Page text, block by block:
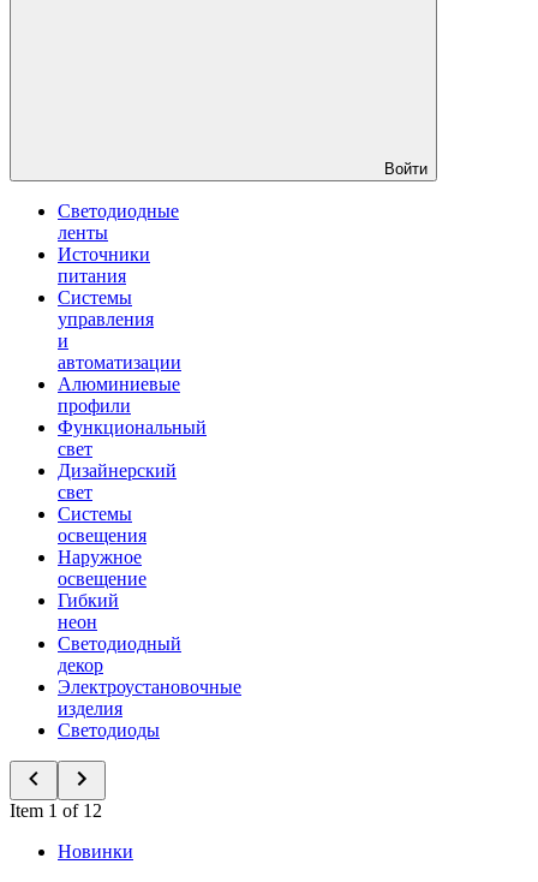
Войти
Светодиодные
ленты
Источники
питания
Системы
управления
и
автоматизации
Алюминиевые
профили
Функциональный
свет
Дизайнерский
свет
Системы
освещения
Наружное
освещение
Гибкий
неон
Светодиодный
декор
Электроустановочные
изделия
Светодиоды
Item 1 of 12
Новинки